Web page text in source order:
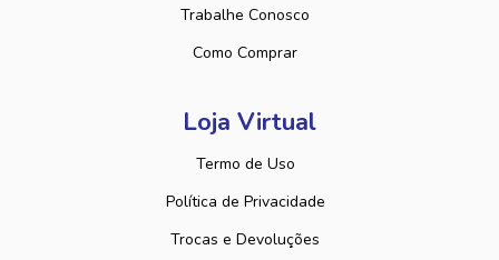
Trabalhe Conosco
Como Comprar
Loja Virtual
Termo de Uso
Política de Privacidade
Trocas e Devoluções